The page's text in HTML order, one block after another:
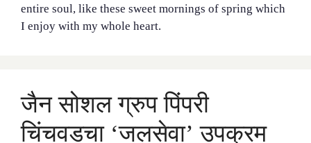
entire soul, like these sweet mornings of spring which
I enjoy with my whole heart.
जैन सोशल ग्रुप पिंपरी
चिंचवडचा ‘जलसेवा’ उपक्रम